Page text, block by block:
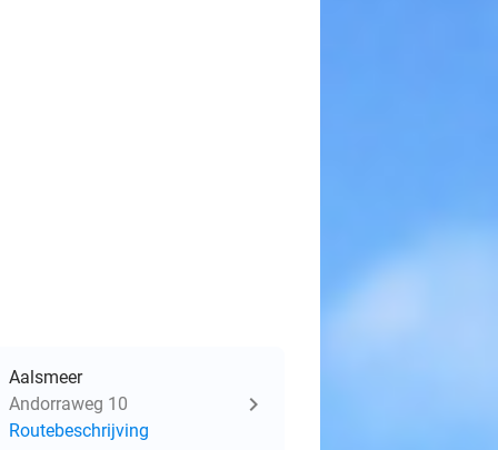
Aalsmeer
Andorraweg 10
Routebeschrijving